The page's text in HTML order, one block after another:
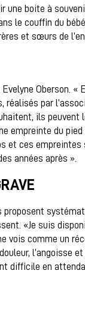
une boite à
le couffin du
et sœurs de
Oberson. «
par
ils peuvent
empreinte du pied
et ces
années après ».
proposent
«Je suis
vois comme un
l’angoisse
difficile en